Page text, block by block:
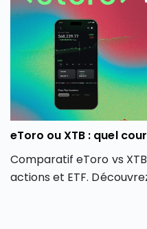
professionnelle.
eToro ou XTB : quel
Comparatif eToro vs
actions et ETF.